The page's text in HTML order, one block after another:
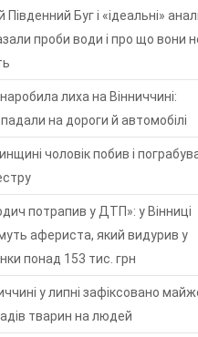
Буг і «ідеальні»
проби води і про що вони
лиха на Вінниччині:
на дороги й автомобілі
чоловік побив і
потрапив у ДТП»: у Вінниці
афериста, який видурив у
понад 153 тис. грн
у липні зафіксовано
тварин на людей